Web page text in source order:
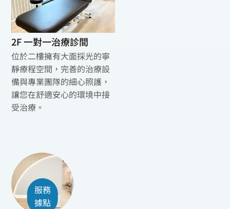
2F 一對一治療診間
位於二樓擁有大面採光的寧
靜療程空間，完善的治療設
備與專業團隊的細心照護，
讓您在舒適安心的環境中接
受治療。
服務
據點